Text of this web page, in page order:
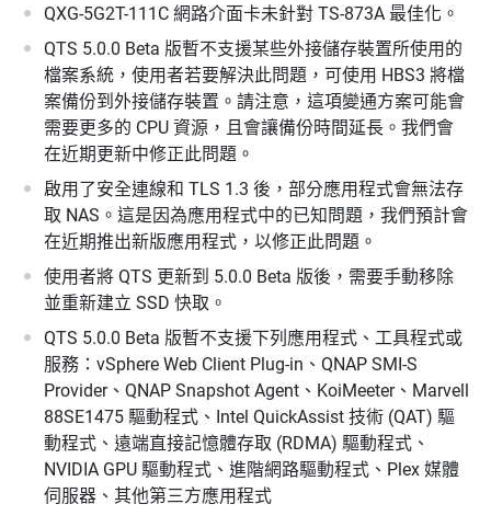
QXG-5G2T-111C 網路介面卡未針對 TS-873A 最佳化。
QTS 5.0.0 Beta 版暫不支援某些外接儲存裝置所使用的
檔案系統，使用者若要解決此問題，可使用 HBS3 將檔
案備份到外接儲存裝置。請注意，這項變通方案可能會
需要更多的 CPU 資源，且會讓備份時間延長。我們會
在近期更新中修正此問題。
啟用了安全連線和 TLS 1.3 後，部分應用程式會無法存
取 NAS。這是因為應用程式中的已知問題，我們預計會
在近期推出新版應用程式，以修正此問題。
使用者將 QTS 更新到 5.0.0 Beta 版後，需要手動移除
並重新建立 SSD 快取。
QTS 5.0.0 Beta 版暫不支援下列應用程式、工具程式或
服務：vSphere Web Client Plug-in、QNAP SMI-S
Provider、QNAP Snapshot Agent、KoiMeeter、Marvell
88SE1475 驅動程式、Intel QuickAssist 技術 (QAT) 驅
動程式、遠端直接記憶體存取 (RDMA) 驅動程式、
NVIDIA GPU 驅動程式、進階網路驅動程式、Plex 媒體
伺服器、其他第三方應用程式